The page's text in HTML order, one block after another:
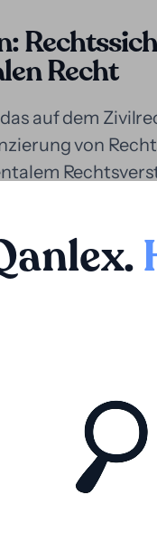
.
Recht
auf dem
von
ist nach
noch nicht
sie jedoch